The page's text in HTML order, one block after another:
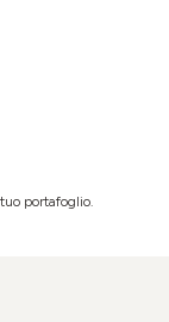
portafoglio.